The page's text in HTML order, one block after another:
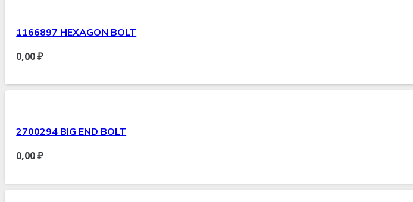
1166897 HEXAGON BOLT
0,00₽
2700294 BIG END BOLT
0,00₽